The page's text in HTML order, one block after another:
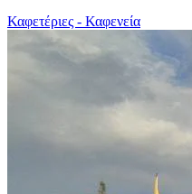
Καφετέριες - Καφενεία